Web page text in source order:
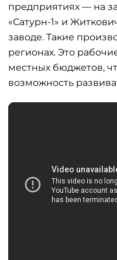
предприятиях — на
«Сатурн-1» и
заводе. Такие
регионах. Это
местных бюджетов,
возможность